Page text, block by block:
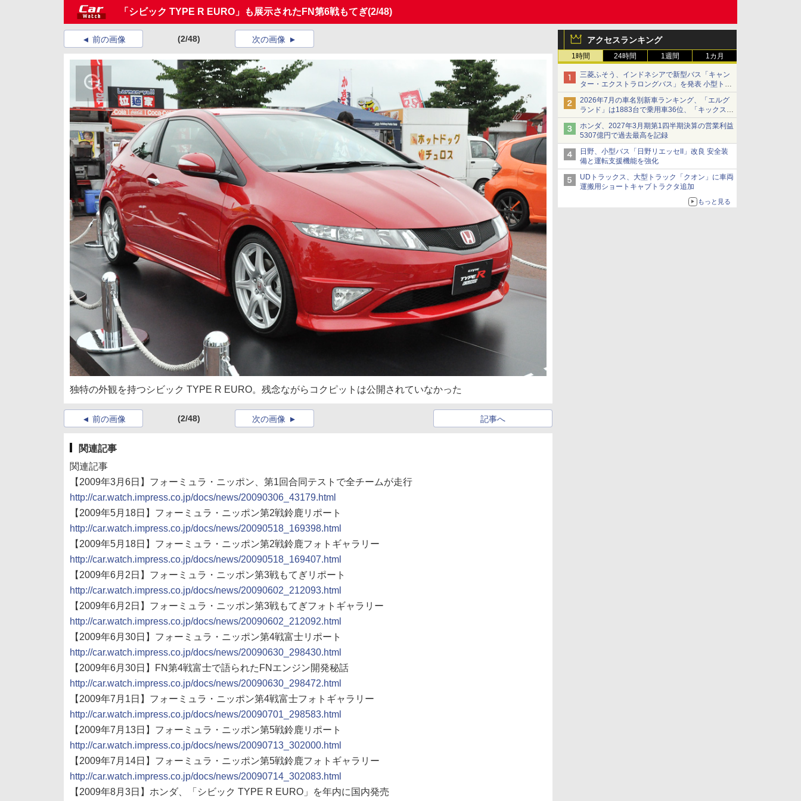
「シビック TYPE R EURO」も展示されたFN第6戦もてぎ(2/48)
アクセスランキング
1時間 24時間 1週間 1カ月
三菱ふそう、インドネシアで新型バス「キャン
ター・エクストラロングバス」を発表 小型トラ
ックベースの観光・旅客輸送向けバス
2026年7月の車名別新車ランキング、「エルグ
ランド」は1883台で乗用車36位、「キックス」
は2591台で27位に
ホンダ、2027年3月期第1四半期決算の営業利益
5307億円で過去最高を記録
日野、小型バス「日野リエッセII」改良 安全装
備と運転支援機能を強化
UDトラックス、大型トラック「クオン」に車両
運搬用ショートキャブトラクタ追加
もっと見る
前の画像 (2/48) 次の画像
独特の外観を持つシビック TYPE R EURO。残念ながらコクピットは公開されていなかった
前の画像 (2/48) 記事へ
次の画像
関連記事
関連記事
【2009年3月6日】フォーミュラ・ニッポン、第1回合同テストで全チームが走行
http://car.watch.impress.co.jp/docs/news/20090306_43179.html
【2009年5月18日】フォーミュラ・ニッポン第2戦鈴鹿リポート
http://car.watch.impress.co.jp/docs/news/20090518_169398.html
【2009年5月18日】フォーミュラ・ニッポン第2戦鈴鹿フォトギャラリー
http://car.watch.impress.co.jp/docs/news/20090518_169407.html
【2009年6月2日】フォーミュラ・ニッポン第3戦もてぎリポート
http://car.watch.impress.co.jp/docs/news/20090602_212093.html
【2009年6月2日】フォーミュラ・ニッポン第3戦もてぎフォトギャラリー
http://car.watch.impress.co.jp/docs/news/20090602_212092.html
【2009年6月30日】フォーミュラ・ニッポン第4戦富士リポート
http://car.watch.impress.co.jp/docs/news/20090630_298430.html
【2009年6月30日】FN第4戦富士で語られたFNエンジン開発秘話
http://car.watch.impress.co.jp/docs/news/20090630_298472.html
【2009年7月1日】フォーミュラ・ニッポン第4戦富士フォトギャラリー
http://car.watch.impress.co.jp/docs/news/20090701_298583.html
【2009年7月13日】フォーミュラ・ニッポン第5戦鈴鹿リポート
http://car.watch.impress.co.jp/docs/news/20090713_302000.html
【2009年7月14日】フォーミュラ・ニッポン第5戦鈴鹿フォトギャラリー
http://car.watch.impress.co.jp/docs/news/20090714_302083.html
【2009年8月3日】ホンダ、「シビック TYPE R EURO」を年内に国内発売